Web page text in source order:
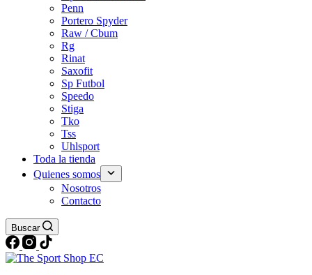
Penn
Portero Spyder
Raw / Cbum
Rg
Rinat
Saxofit
Sp Futbol
Speedo
Stiga
Tko
Tss
Uhlsport
Toda la tienda
Quienes somos
Nosotros
Contacto
Buscar